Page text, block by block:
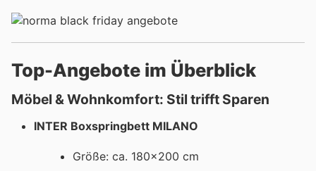
Top-Angebote im Überblick
Möbel & Wohnkomfort: Stil trifft Sparen
INTER Boxspringbett MILANO
Größe: ca. 180x200 cm